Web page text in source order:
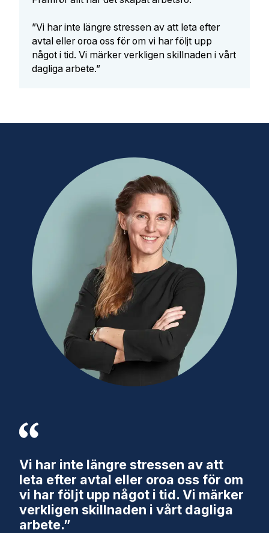
”Vi har inte längre stressen av att leta efter
avtal eller oroa oss för om vi har följt upp
något i tid. Vi märker verkligen skillnaden i vårt
dagliga arbete.”
Vi har inte längre stressen av att
leta efter avtal eller oroa oss för om
vi har följt upp något i tid. Vi märker
verkligen skillnaden i vårt dagliga
arbete.”